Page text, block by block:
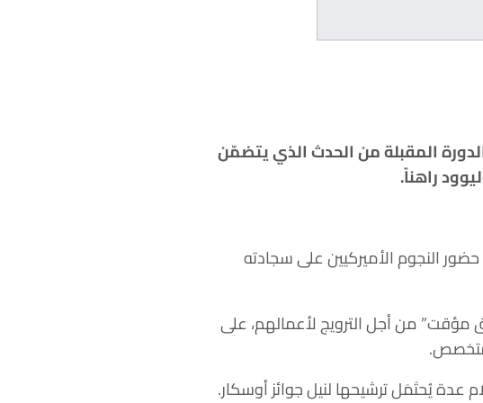
المقبلة من الحدث الذي يتضمّن
راهناً.
عدم حضور النجوم الأميركيين على سجادته
من أجل الترويج لأعمالهم، على
عدة يُحتَمَل ترشيحها لنيل جوائز أوسكار.